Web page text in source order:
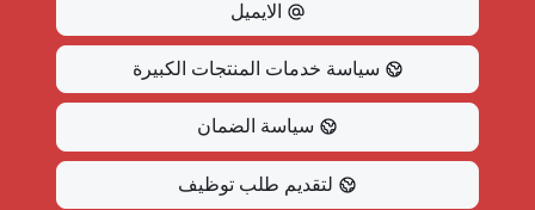
الايميل
سياسة خدمات المنتجات الكبيرة
سياسة الضمان
لتقديم طلب توظيف